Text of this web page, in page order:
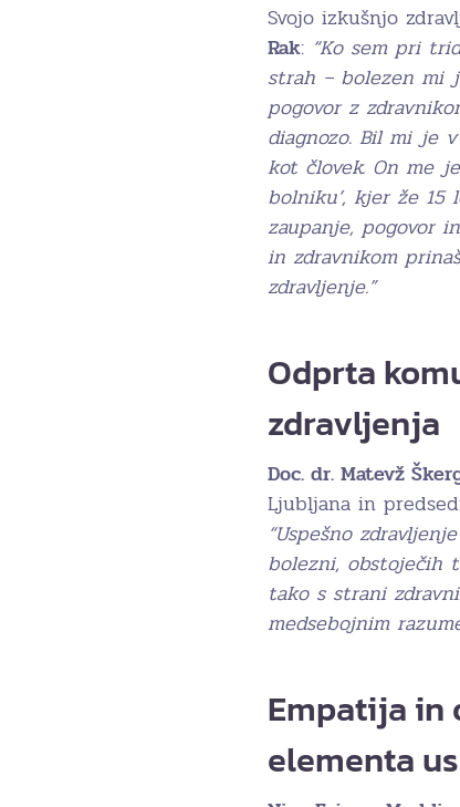
Svojo izkušnjo
Rak: “Ko sem pri
strah – bolezen mi
pogovor z
diagnozo. Bil mi je
kot človek. On me
bolniku’, kjer že
zaupanje, pogovor
in zdravnikom
zdravljenje.”
Odprta
zdravljenja
Doc. dr. Matevž
Ljubljana in
“Uspešno
bolezni, obstoječih
tako s strani
medsebojnim
Empatija in
elementa